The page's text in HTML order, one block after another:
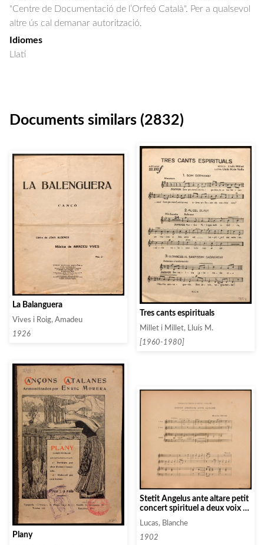
"Centre de Documentació de l’Orfeó Català". Per a qualsevol
altre ús cal demanar autorització.
Idiomes
Llatí
Documents similars (2832)
La Balanguera
Vives i Roig, Amadeu
1926
Tres cants espirituals
Millet i Millet, Lluís M.
[1960-1980]
Plany
Stetit Angelus ante altare petit
concert spirituel a deux voix de
femme
Lucas, Blanche
1902